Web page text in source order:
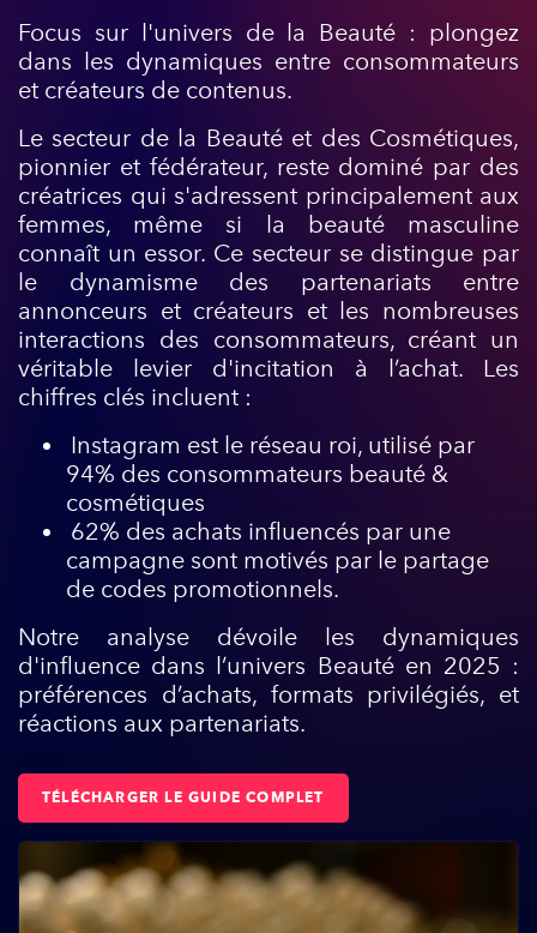
Focus sur l'univers de la Beauté : plongez
dans les dynamiques entre consommateurs
et créateurs de contenus.
Le secteur de la Beauté et des Cosmétiques,
pionnier et fédérateur, reste dominé par des
créatrices qui s'adressent principalement aux
femmes, même si la beauté masculine
connaît un essor. Ce secteur se distingue par
le dynamisme des partenariats entre
annonceurs et créateurs et les nombreuses
interactions des consommateurs, créant un
véritable levier d'incitation à l’achat. Les
chiffres clés incluent :
Instagram est le réseau roi, utilisé par
94% des consommateurs beauté &
cosmétiques
62% des achats influencés par une
campagne sont motivés par le partage
de codes promotionnels.
Notre analyse dévoile les dynamiques
d'influence dans l’univers Beauté en 2025 :
préférences d’achats, formats privilégiés, et
réactions aux partenariats.
TÉLÉCHARGER LE GUIDE COMPLET